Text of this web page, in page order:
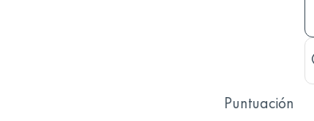
Puntuación